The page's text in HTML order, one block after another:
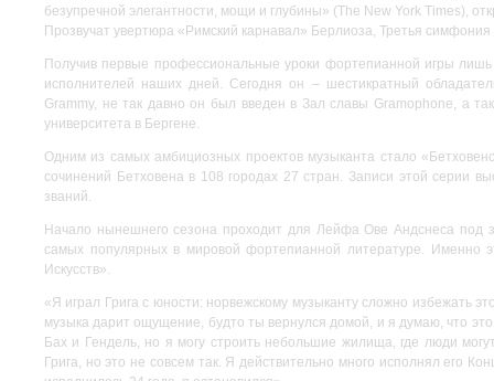
безупречной элегантности, мощи и глубины» (The New York Times),
Прозвучат увертюра «Римский карнавал» Берлиоза, Третья
Получив первые профессиональные уроки фортепианной игры
исполнителей наших дней. Сегодня он – шестикратный
Grammy, не так давно он был введен в Зал славы Gramophone, а
университета в Бергене.
Одним из самых амбициозных проектов музыканта стало
сочинений Бетховена в 108 городах 27 стран. Записи этой серии
званий.
Начало нынешнего сезона проходит для Лейфа Ове Андснеса под
самых популярных в мировой фортепианной литературе. Именно
Искусств».
«Я играл Грига с юности: норвежскому музыканту сложно избежать
музыка дарит ощущение, будто ты вернулся домой, и я думаю, что
Бах и Гендель, но я могу строить небольшие жилища, где люди
Грига, но это не совсем так. Я действительно много исполнял его